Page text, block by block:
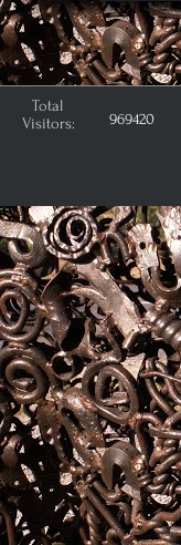
Total
Visitors:
969420